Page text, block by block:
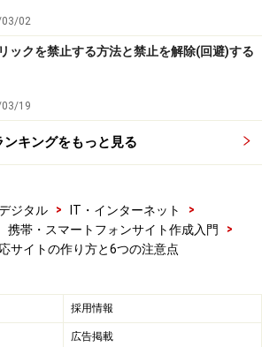
02
ックを禁止する方法と禁止を解除(回避)する
19
ンキングをもっと見る
ジタル > IT・インターネット
>
携帯・スマートフォンサイト作成入門
>
サイトの作り方と6つの注意点
採用情報
広告掲載